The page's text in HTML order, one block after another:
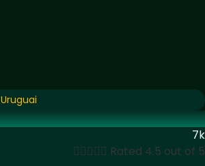
Uruguai
7k
 Rated 4.5 out of 5